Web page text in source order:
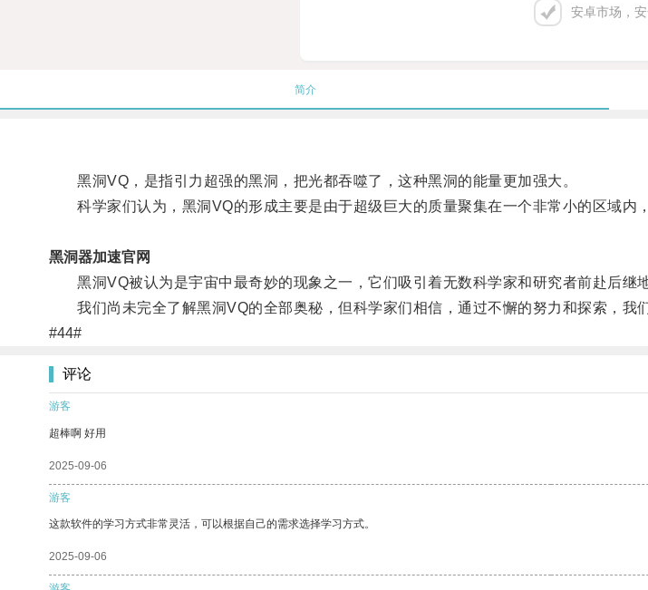
安卓市场，
简介
黑洞VQ，是指引力超强的黑洞，把光都吞噬了，这种黑洞的能量更加强大。
科学家们认为，黑洞VQ的形成主要是由于超级巨大的质量聚集在一个非常小的区域内
黑洞器加速官网
黑洞VQ被认为是宇宙中最奇妙的现象之一，它们吸引着无数科学家和研究者前赴后继地
我们尚未完全了解黑洞VQ的全部奥秘，但科学家们相信，通过不懈的努力和探索，我
#44#
评论
游客
超棒啊 好用
2025-09-06
游客
这款软件的学习方式非常灵活，可以根据自己的需求选择学习方式。
2025-09-06